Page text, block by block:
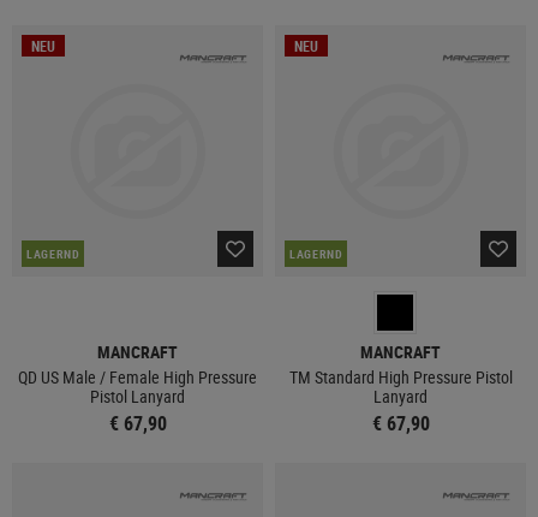
NEU
LAGERND
MANCRAFT
QD US Male / Female High Pressure
Pistol Lanyard
€ 67,90
NEU
LAGERND
MANCRAFT
TM Standard High Pressure Pistol
Lanyard
€ 67,90